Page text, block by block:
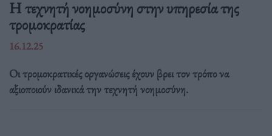
Η τεχνητή νοημοσύνη στην υπηρεσία της
τρομοκρατίας
16.12.25
Οι τρομοκρατικές οργανώσεις έχουν βρει τον τρόπο να
αξιοποιούν ιδανικά την τεχνητή νοημοσύνη.